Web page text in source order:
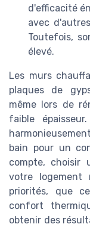
d'efficacité
avec
Toutefois,
élevé.
Les murs
plaques de
même lors de
faible
bain pour un
compte, choisir
votre logement
priorités, que
confort
obtenir des